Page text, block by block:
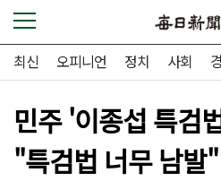
최신 오피니언 정치 사회
민주 '이종섭 특
"특검법 너무 남발"